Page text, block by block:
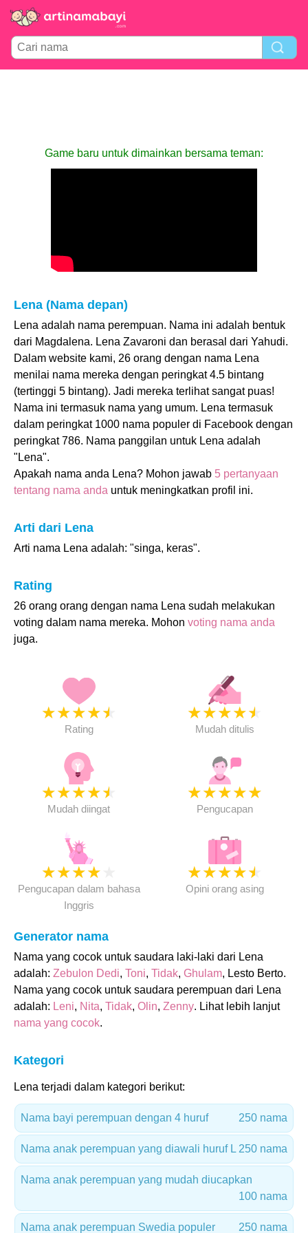
Game baru untuk dimainkan bersama teman:
Lena (Nama depan)
Lena adalah nama perempuan. Nama ini adalah bentuk
dari Magdalena. Lena Zavaroni dan berasal dari Yahudi.
Dalam website kami, 26 orang dengan nama Lena
menilai nama mereka dengan peringkat 4.5 bintang
(tertinggi 5 bintang). Jadi mereka terlihat sangat puas!
Nama ini termasuk nama yang umum. Lena termasuk
dalam peringkat 1000 nama populer di Facebook dengan
peringkat 786. Nama panggilan untuk Lena adalah
"Lena".
Apakah nama anda Lena? Mohon jawab 5 pertanyaan
tentang nama anda untuk meningkatkan profil ini.
Arti dari Lena
Arti nama Lena adalah: "singa, keras".
Rating
26 orang orang dengan nama Lena sudah melakukan
voting dalam nama mereka. Mohon voting nama anda
juga.
★★★★★
Rating
★★★★★
Mudah ditulis
★★★★★
Mudah diingat
★★★★★
Pengucapan
★★★★
Pengucapan dalam bahasa
Inggris
★★★★★
Opini orang asing
Generator nama
Nama yang cocok untuk saudara laki-laki dari Lena
adalah: Zebulon Dedi, Toni, Tidak, Ghulam, Lesto Berto.
Nama yang cocok untuk saudara perempuan dari Lena
adalah: Leni, Nita, Tidak, Olin, Zenny. Lihat lebih lanjut
nama yang cocok.
Kategori
Lena terjadi dalam kategori berikut:
Nama bayi perempuan dengan 4 huruf 250 nama
Nama anak perempuan yang diawali huruf L 250 nama
Nama anak perempuan yang mudah diucapkan
100 nama
Nama anak perempuan Swedia populer 250 nama